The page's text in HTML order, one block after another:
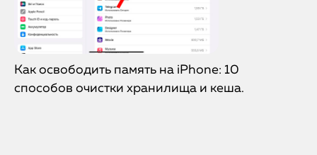
Как освободить память на iPhone: 10
способов очистки хранилища и кеша.